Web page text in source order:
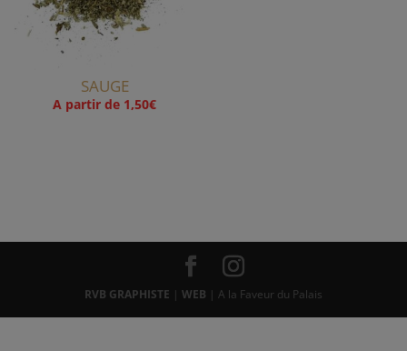
SAUGE
A partir de 1,50€
RVB GRAPHISTE | WEB | A la Faveur du Palais